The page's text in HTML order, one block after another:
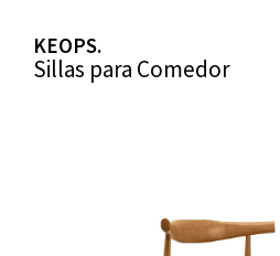
KEOPS.
Sillas para Comedor